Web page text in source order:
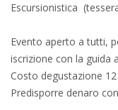
Escursionistica
Evento aperto a tutti,
iscrizione con la guida
Costo degustazione
Predisporre denaro